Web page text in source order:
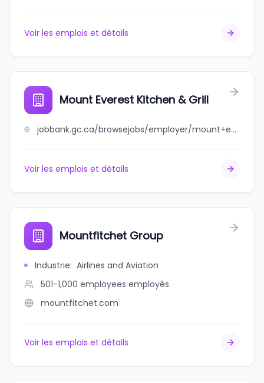
Voir les emplois et détails
Mount Everest Kitchen & Grill
jobbank.gc.ca/browsejobs/employer/mount+everest+kitchen+%26+grill/ca
Voir les emplois et détails
Mountfitchet Group
Industrie: Airlines and Aviation
501-1,000 employees employés
mountfitchet.com
Voir les emplois et détails